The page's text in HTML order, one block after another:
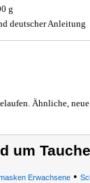
g
deutscher Anleitung
Ähnliche,
um
Erwachsene •